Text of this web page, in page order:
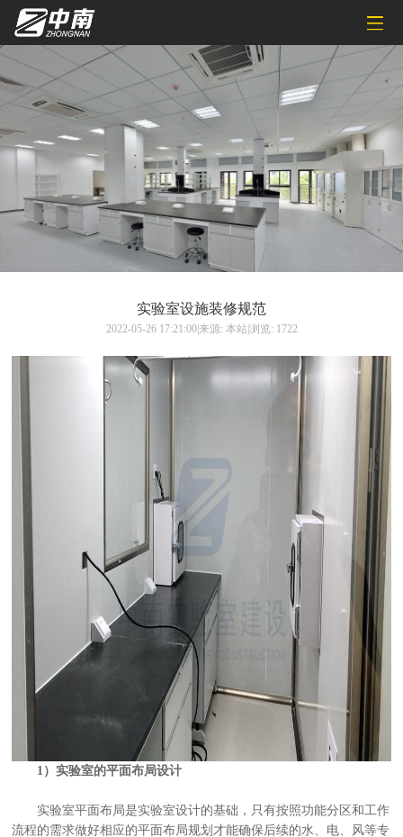
实验室设施装修规范
2022-05-26 17:21:00|来源: 本站|浏览: 1722
1）实验室的平面布局设计
实验室平面布局是实验室设计的基础，只有按照功能分区和工作
流程的需求做好相应的平面布局规划才能确保后续的水、电、风等专